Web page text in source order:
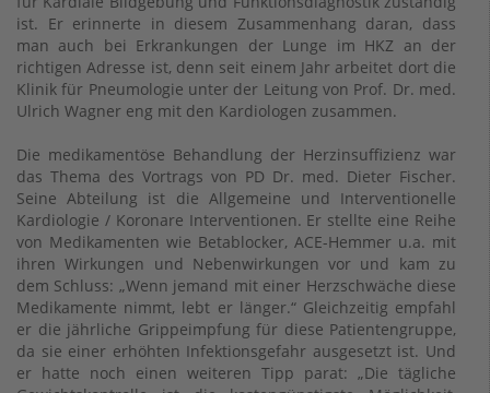
ist. Er erinnerte in diesem Zusammenhang daran, dass
man auch bei Erkrankungen der Lunge im HKZ an der
richtigen Adresse ist, denn seit einem Jahr arbeitet dort die
Klinik für Pneumologie unter der Leitung von Prof. Dr. med.
Ulrich Wagner eng mit den Kardiologen zusammen.
Die medikamentöse Behandlung der Herzinsuffizienz war
das Thema des Vortrags von PD Dr. med. Dieter Fischer.
Seine Abteilung ist die Allgemeine und Interventionelle
Kardiologie / Koronare Interventionen. Er stellte eine Reihe
von Medikamenten wie Betablocker, ACE-Hemmer u.a. mit
ihren Wirkungen und Nebenwirkungen vor und kam zu
dem Schluss: „Wenn jemand mit einer Herzschwäche diese
Medikamente nimmt, lebt er länger.“ Gleichzeitig empfahl
er die jährliche Grippeimpfung für diese Patientengruppe,
da sie einer erhöhten Infektionsgefahr ausgesetzt ist. Und
er hatte noch einen weiteren Tipp parat: „Die tägliche